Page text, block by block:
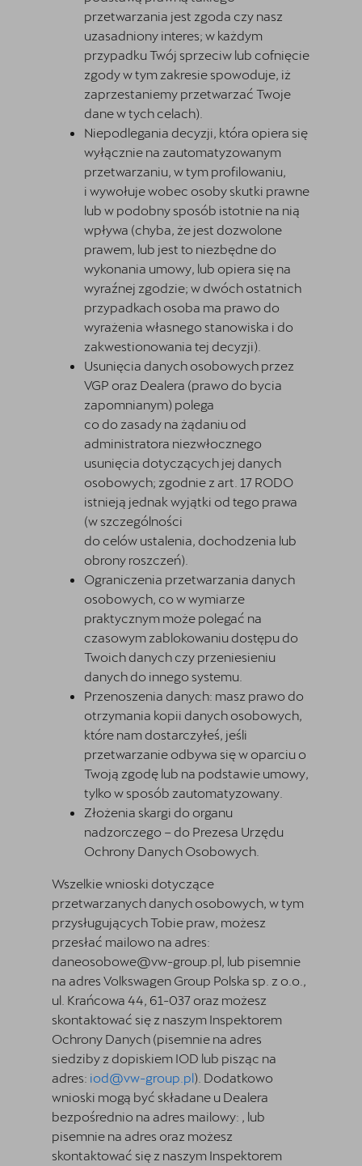
przetwarzania jest zgoda czy nasz
uzasadniony interes; w każdym
przypadku Twój sprzeciw lub cofnięcie
zgody w tym zakresie spowoduje, iż
zaprzestaniemy przetwarzać Twoje
dane w tych celach).
Niepodlegania decyzji, która opiera się
wyłącznie na zautomatyzowanym
przetwarzaniu, w tym profilowaniu,
i wywołuje wobec osoby skutki prawne
lub w podobny sposób istotnie na nią
wpływa (chyba, że jest dozwolone
prawem, lub jest to niezbędne do
wykonania umowy, lub opiera się na
wyraźnej zgodzie; w dwóch ostatnich
przypadkach osoba ma prawo do
wyrażenia własnego stanowiska i do
zakwestionowania tej decyzji).
Usunięcia danych osobowych przez
VGP oraz Dealera (prawo do bycia
zapomnianym) polega
co do zasady na żądaniu od
administratora niezwłocznego
usunięcia dotyczących jej danych
osobowych; zgodnie z art. 17 RODO
istnieją jednak wyjątki od tego prawa
(w szczególności
do celów ustalenia, dochodzenia lub
obrony roszczeń).
Ograniczenia przetwarzania danych
osobowych, co w wymiarze
praktycznym może polegać na
czasowym zablokowaniu dostępu do
Twoich danych czy przeniesieniu
danych do innego systemu.
Przenoszenia danych: masz prawo do
otrzymania kopii danych osobowych,
które nam dostarczyłeś, jeśli
przetwarzanie odbywa się w oparciu o
Twoją zgodę lub na podstawie umowy,
tylko w sposób zautomatyzowany.
Złożenia skargi do organu
nadzorczego – do Prezesa Urzędu
Ochrony Danych Osobowych.
Wszelkie wnioski dotyczące
przetwarzanych danych osobowych, w tym
przysługujących Tobie praw, możesz
przesłać mailowo na adres:
daneosobowe@vw-group.pl, lub pisemnie
na adres Volkswagen Group Polska sp. z o.o.,
ul. Krańcowa 44, 61-037 oraz możesz
skontaktować się z naszym Inspektorem
Ochrony Danych (pisemnie na adres
siedziby z dopiskiem IOD lub pisząc na
adres: iod@vw-group.pl). Dodatkowo
wnioski mogą być składane u Dealera
bezpośrednio na adres mailowy: , lub
pisemnie na adres oraz możesz
skontaktować się z naszym Inspektorem